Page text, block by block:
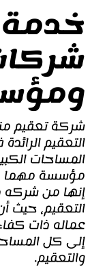
شركة تعقيم
التعقيم
المساحات
مؤسسة مهما
إنها من شركه
التعقيم، حيث
عماله ذات
إلى كل
والتعقيم.